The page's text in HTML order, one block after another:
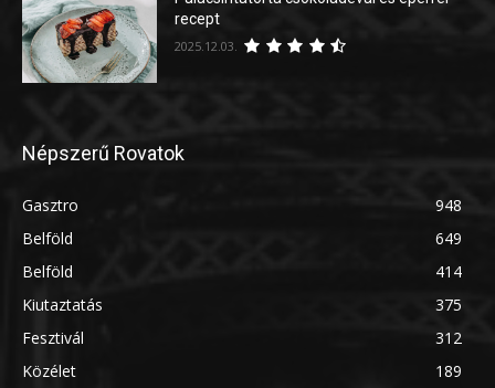
recept
2025.12.03.
Népszerű Rovatok
Gasztro
948
Belföld
649
Belföld
414
Kiutaztatás
375
Fesztivál
312
Közélet
189